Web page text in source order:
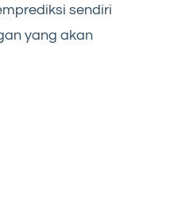
sendiri
yang akan